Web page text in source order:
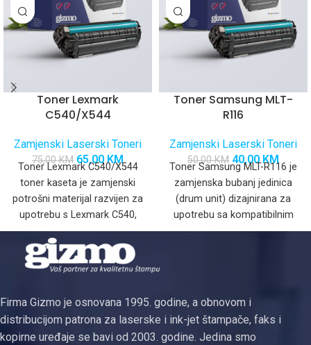
Toner Lexmark
C540/X544
Zamjenski Laserski Toneri
75,00KM 65,00 KM
Toner Lexmark C540/X544
toner kaseta je zamjenski
potrošni materijal razvijen za
upotrebu s Lexmark C540,
C543, C544, X543 i X544
Toner Samsung MLT-
R116
Zamjenski Laserski Toneri
50,00KM 40,00KM
Toner Samsung MLT-R116 je
zamjenska bubanj jedinica
(drum unit) dizajnirana za
upotrebu sa kompatibilnim
Samsung mono laserskim
Firma Gizmo je osnovana 1995. godine, a obnovom i
distribucijom patrona za laserske i ink-jet štampače, faks i
kopirne uređaje se bavi od 2003. godine. Jedina smo